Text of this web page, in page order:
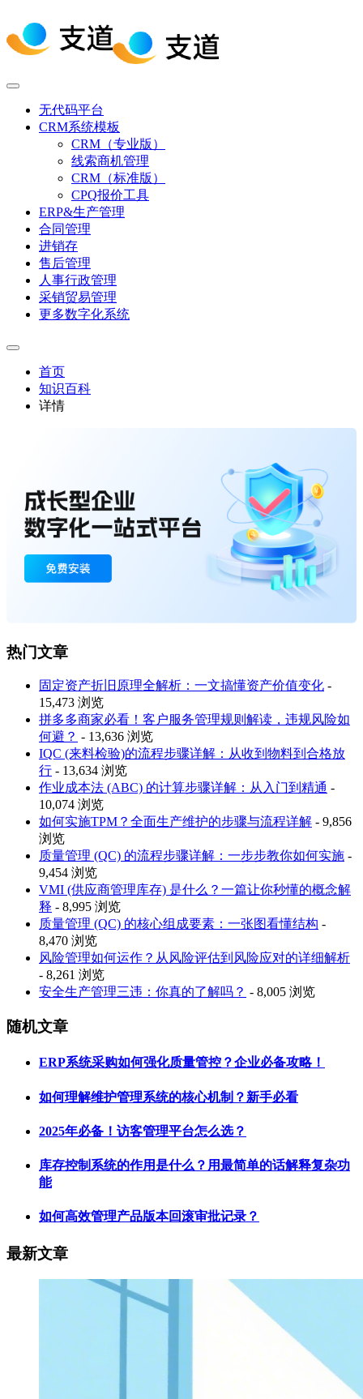
无代码平台
CRM系统模板
CRM（专业版）
线索商机管理
CRM（标准版）
CPQ报价工具
ERP&生产管理
合同管理
进销存
售后管理
人事行政管理
采销贸易管理
更多数字化系统
首页
知识百科
详情
热门文章
固定资产折旧原理全解析：一文搞懂资产价值变化 -
15,473 浏览
拼多多商家必看！客户服务管理规则解读，违规风险如
何避？ - 13,636 浏览
IQC (来料检验)的流程步骤详解：从收到物料到合格放
行 - 13,634 浏览
作业成本法 (ABC) 的计算步骤详解：从入门到精通 -
10,074 浏览
如何实施TPM？全面生产维护的步骤与流程详解 - 9,856
浏览
质量管理 (QC) 的流程步骤详解：一步步教你如何实施 -
9,454 浏览
VMI (供应商管理库存) 是什么？一篇让你秒懂的概念解
释 - 8,995 浏览
质量管理 (QC) 的核心组成要素：一张图看懂结构 -
8,470 浏览
风险管理如何运作？从风险评估到风险应对的详细解析
- 8,261 浏览
安全生产管理三违：你真的了解吗？ - 8,005 浏览
随机文章
ERP系统采购如何强化质量管控？企业必备攻略！
如何理解维护管理系统的核心机制？新手必看
2025年必备！访客管理平台怎么选？
库存控制系统的作用是什么？用最简单的话解释复杂功
能
如何高效管理产品版本回滚审批记录？
最新文章